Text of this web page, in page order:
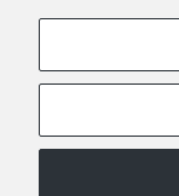
INFORMACJE